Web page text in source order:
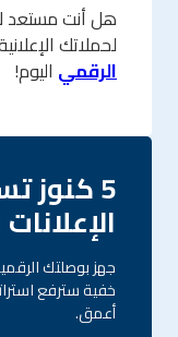
هل أنت مستعد
لحملاتك
الرقمي اليوم!
5 كنوز
خفية سترفع
أعمق.